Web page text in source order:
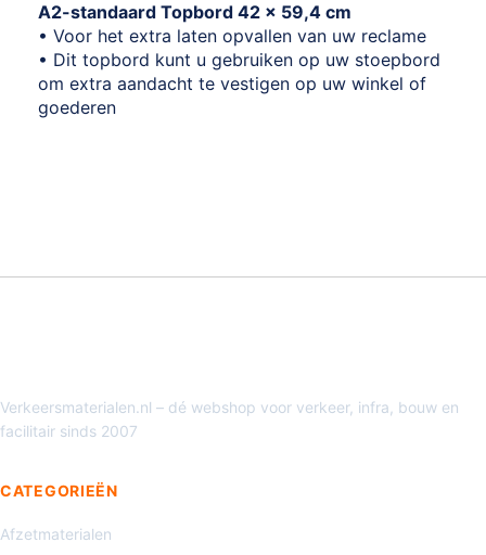
A2-standaard Topbord 42 x 59,4 cm
• Voor het extra laten opvallen van uw reclame
• Dit topbord kunt u gebruiken op uw stoepbord
om extra aandacht te vestigen op uw winkel of
goederen
Verkeersmaterialen.nl – dé webshop voor verkeer, infra, bouw en
facilitair sinds 2007
CATEGORIEËN
Afzetmaterialen